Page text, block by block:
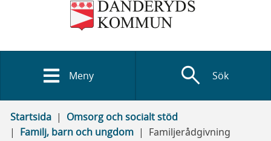
Meny search Sök
Startsida
Omsorg och socialt stöd
Familj, barn och ungdom
Familjerådgivning